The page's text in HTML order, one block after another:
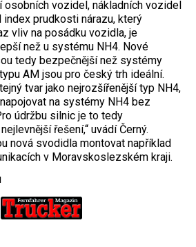
osobních vozidel, nákladních vozidel
index prudkosti nárazu, který
vliv na posádku vozidla, je
než u systému NH4. Nové
tedy bezpečnější než systémy
AM jsou pro český trh ideální.
tvar jako nejrozšířenější typ NH4,
na systémy NH4 bez
údržbu silnic je to tedy
řešení,“ uvádí Černý.
nová svodidla montovat například
v Moravskoslezském kraji.